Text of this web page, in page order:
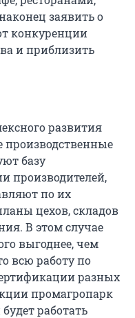
заявить о
конкуренции
и приблизить
развития
производственные
базу
производителей,
по их
цехов, складов
В этом случае
выгоднее, чем
всю работу по
разных
промагропарк
работать